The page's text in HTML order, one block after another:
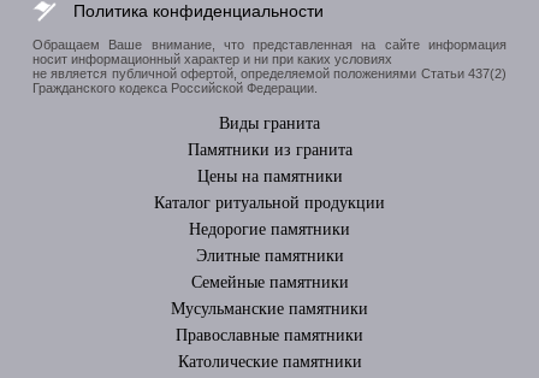
Политика конфиденциальности
Обращаем Ваше внимание, что представленная на сайте информация
носит информационный характер и ни при каких условиях
не является публичной офертой, определяемой положениями Статьи 437(2)
Гражданского кодекса Российской Федерации.
Виды гранита
Памятники из гранита
Цены на памятники
Каталог ритуальной продукции
Недорогие памятники
Элитные памятники
Cемейные памятники
Мусульманские памятники
Православные памятники
Католические памятники